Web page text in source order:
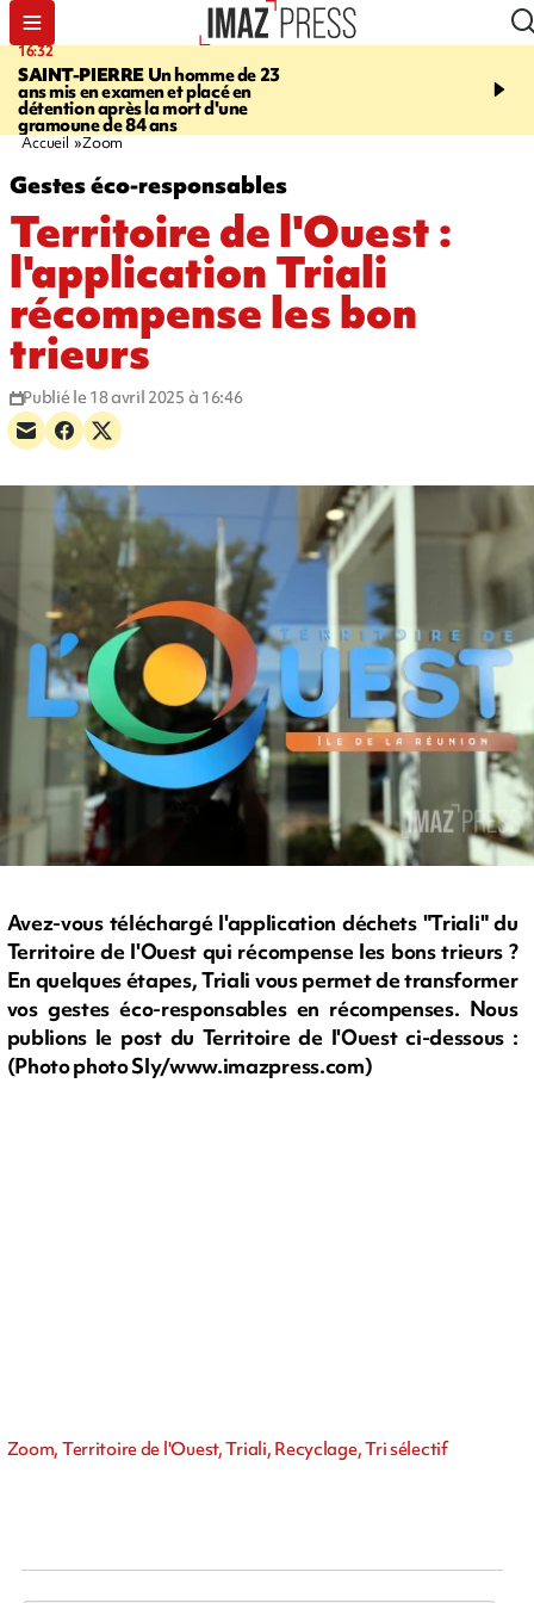
16:32
SAINT-PIERREUn homme de 23
ans mis en examen et placé en
détention après la mort d'une
gramoune de 84 ans
21:08
et Turquie scellent un
Accueil Zoom
Gestes éco-responsables
Territoire de l'Ouest :
l'application Triali
récompense les bon
trieurs
Publié le 18 avril 2025 à 16:46
Avez-vous téléchargé l'application déchets "Triali" du
Territoire de l'Ouest qui récompense les bons trieurs ?
En quelques étapes, Triali vous permet de transformer
vos gestes éco-responsables en récompenses. Nous
publions le post du Territoire de l'Ouest ci-dessous :
(Photo photo Sly/www.imazpress.com)
Zoom, Territoire de l'Ouest, Triali, Recyclage, Tri sélectif